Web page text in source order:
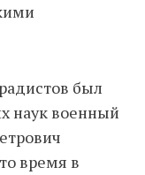
был
наук военный
время в